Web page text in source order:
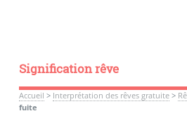
Signification rêve
Accueil > Interprétation des rêves gratuite>
fuite